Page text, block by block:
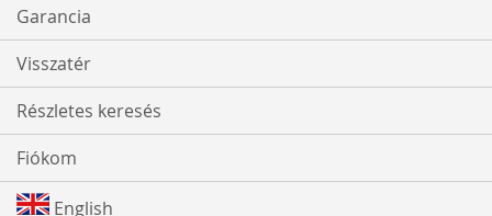
Garancia
Visszatér
Részletes keresés
Fiókom
English